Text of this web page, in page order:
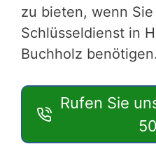
zu bieten, wenn
Schlüsseldienst in
Buchholz benötigen.
Rufen Sie